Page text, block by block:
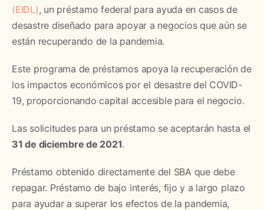
(EIDL), un préstamo federal para ayuda en casos de
desastre diseñado para apoyar a negocios que aún se
están recuperando de la pandemia.
Este programa de préstamos apoya la recuperación de
los impactos económicos por el desastre del COVID-
19, proporcionando capital accesible para el negocio.
Las solicitudes para un préstamo se aceptarán hasta el
31 de diciembre de 2021.
Préstamo obtenido directamente del SBA que debe
repagar. Préstamo de bajo interés, fijo y a largo plazo
para ayudar a superar los efectos de la pandemia,